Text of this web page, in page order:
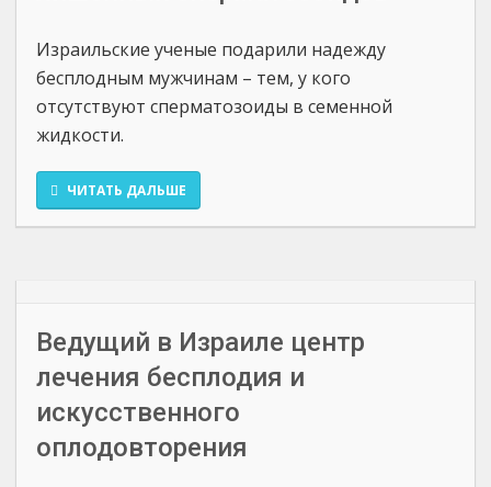
Израильские ученые подарили надежду
бесплодным мужчинам – тем, у кого
отсутствуют сперматозоиды в семенной
жидкости.
ЧИТАТЬ ДАЛЬШЕ
Ведущий в Израиле центр
лечения бесплодия и
искусственного
оплодовторения